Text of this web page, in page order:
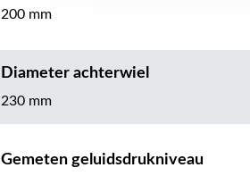
200 mm
Diameter achterwiel
230 mm
Gemeten geluidsdrukniveau